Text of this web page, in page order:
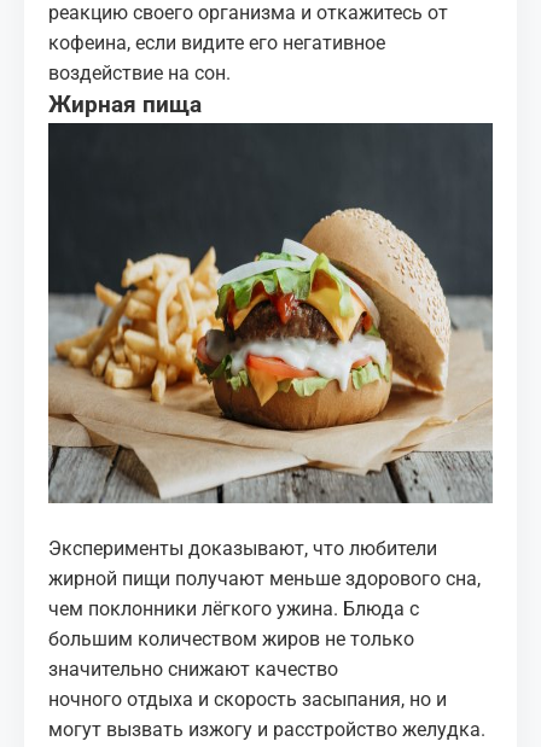
реакцию своего организма и откажитесь от
кофеина, если видите его негативное
воздействие на сон.
Жирная пища
Эксперименты доказывают, что любители
жирной пищи получают меньше здорового сна,
чем поклонники лёгкого ужина. Блюда с
большим количеством жиров не только
значительно снижают качество
ночного отдыха и скорость засыпания, но и
могут вызвать изжогу и расстройство желудка.